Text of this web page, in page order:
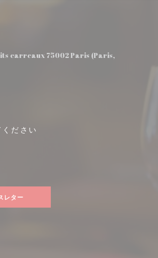
carreaux 75002 Paris (Paris,
ィンドウで開きます))
ださい
新しいウィンドウで開きます))
レター